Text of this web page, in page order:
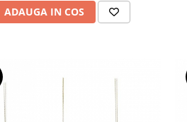
ADAUGA IN COS